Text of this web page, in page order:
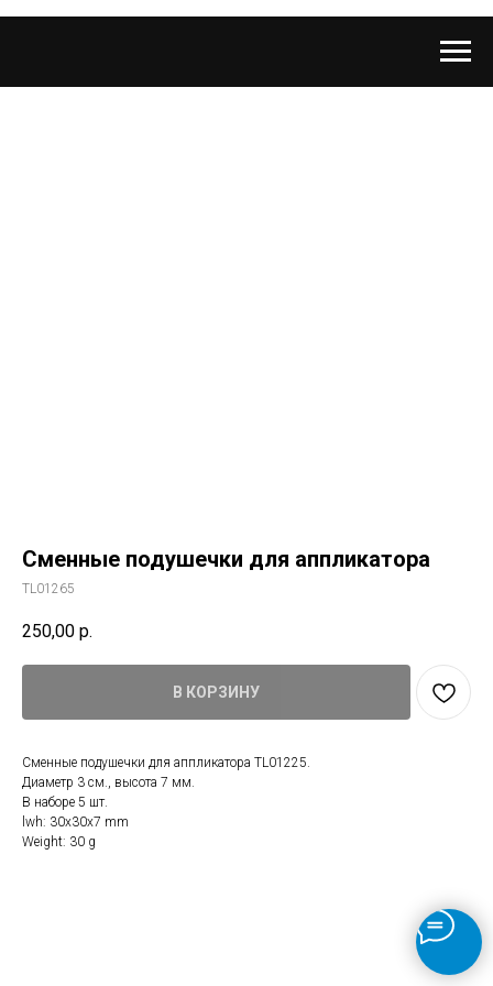
Сменные подушечки для аппликатора
TL01265
250,00 р.
В КОРЗИНУ
Сменные подушечки для аппликатора TL01225.
Диаметр 3 см., высота 7 мм.
В наборе 5 шт.
lwh: 30x30x7 mm
Weight: 30 g